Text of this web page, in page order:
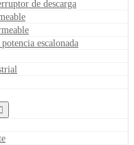
de descarga
escalonada